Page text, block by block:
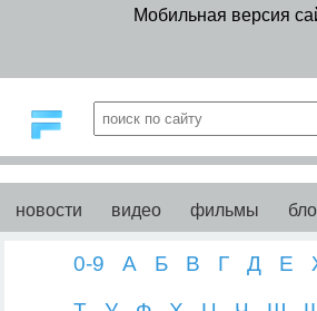
Мобильная версия
новости видео фильмы
0-9 А Б В Г Д Е